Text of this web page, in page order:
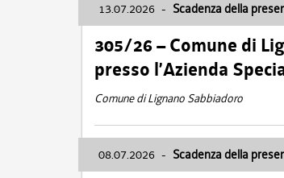
13.07.2026 - Scadenza della
305/26 – Comune di
presso l’Azienda
Comune di Lignano Sabbiadoro
08.07.2026 - Scadenza della